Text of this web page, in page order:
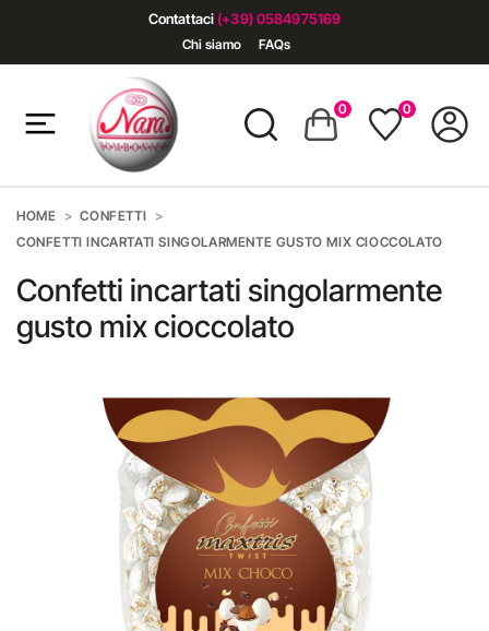
Contattaci (+39) 0584975169
Chi siamo FAQs
0 0
HOME
CONFETTI
CONFETTI INCARTATI SINGOLARMENTE GUSTO MIX CIOCCOLATO
Confetti incartati singolarmente
gusto mix cioccolato